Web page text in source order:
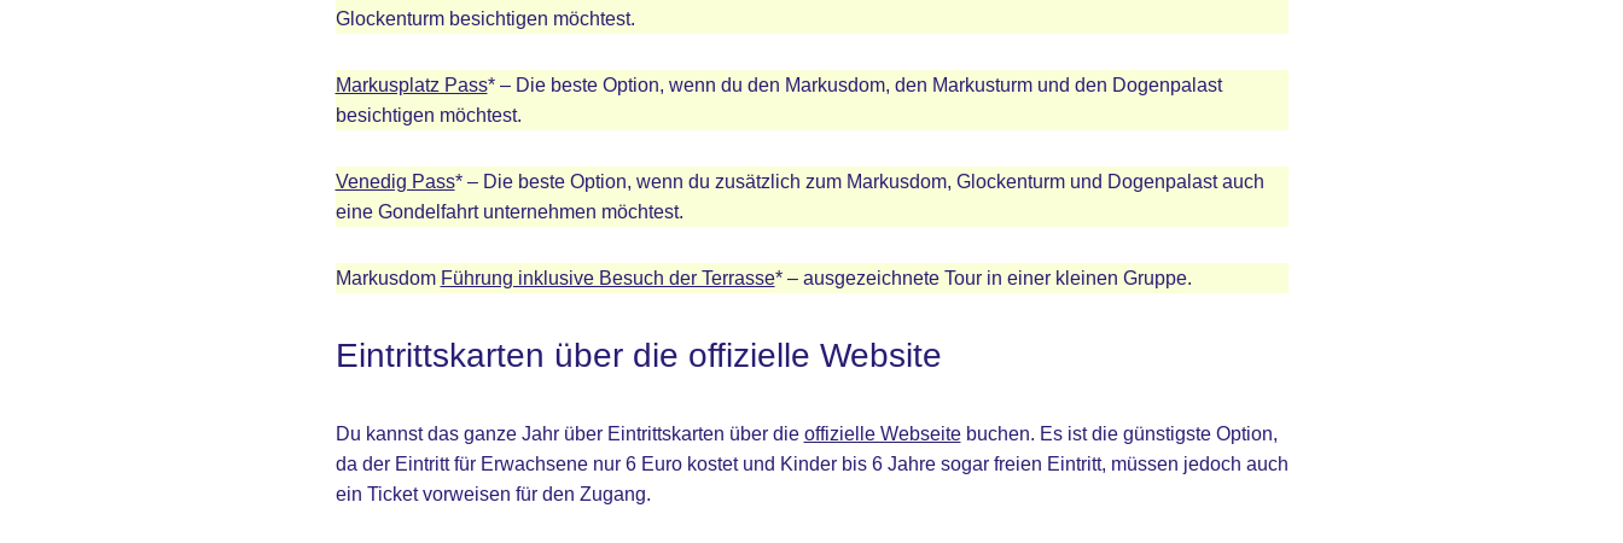
Glockenturm besichtigen möchtest.
Markusplatz Pass* – Die beste Option, wenn du den Markusdom, den Markusturm und den Dogenpalast
besichtigen möchtest.
Venedig Pass* – Die beste Option, wenn du zusätzlich zum Markusdom, Glockenturm und Dogenpalast auch
eine Gondelfahrt unternehmen möchtest.
Markusdom Führung inklusive Besuch der Terrasse* – ausgezeichnete Tour in einer kleinen Gruppe.
Eintrittskarten über die offizielle Website
Du kannst das ganze Jahr über Eintrittskarten über die offizielle Webseitebuchen. Es ist die günstigste Option,
da der Eintritt für Erwachsene nur 6 Euro kostet und Kinder bis 6 Jahre sogar freien Eintritt, müssen jedoch auch
ein Ticket vorweisen für den Zugang.